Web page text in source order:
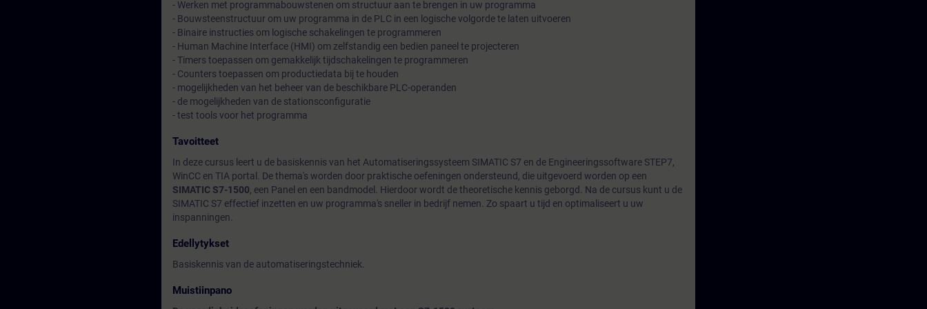
- Werken met programmabouwstenen om structuur aan te brengen in uw programma
- Bouwsteenstructuur om uw programma in de PLC in een logische volgorde te laten uitvoeren
- Binaire instructies om logische schakelingen te programmeren
- Human Machine Interface (HMI) om zelfstandig een bedien paneel te projecteren
- Timers toepassen om gemakkelijk tijdschakelingen te programmeren
- Counters toepassen om productiedata bij te houden
- mogelijkheden van het beheer van de beschikbare PLC-operanden
- de mogelijkheden van de stationsconfiguratie
- test tools voor het programma
Tavoitteet
In deze cursus leert u de basiskennis van het Automatiseringssysteem SIMATIC S7 en de Engineeringssoftware STEP7,
WinCC en TIA portal. De thema's worden door praktische oefeningen ondersteund, die uitgevoerd worden op een
SIMATIC S7-1500, een Panel en een bandmodel. Hierdoor wordt de theoretische kennis geborgd. Na de cursus kunt u de
SIMATIC S7 effectief inzetten en uw programma's sneller in bedrijf nemen. Zo spaart u tijd en optimaliseert u uw
inspanningen.
Edellytykset
Basiskennis van de automatiseringstechniek.
Muistiinpano